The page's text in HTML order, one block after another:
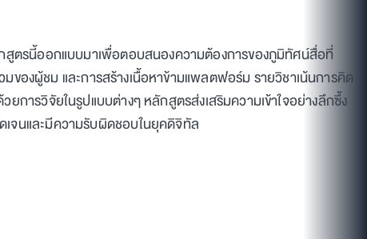
สูตรนี้ออกแบบมาเพื่อตอบสนองความต้องการของภูมิทัศน์สื่อที่
มของผู้ชม และการสร้างเนื้อหาข้ามแพลตฟอร์ม รายวิชาเน้นการคิด
ารวิจัยในรูปแบบต่างๆ หลักสูตรส่งเสริมความเข้าใจอย่างลึกซึ้ง
จนและมีความรับผิดชอบในยุคดิจิทัล